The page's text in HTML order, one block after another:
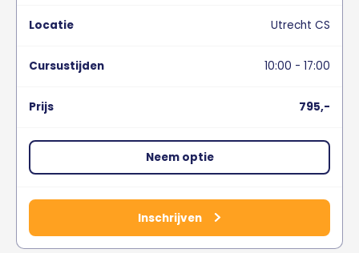
Utrecht CS
10:00 - 17:00
795,-
Neem optie
Inschrijven